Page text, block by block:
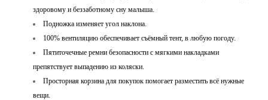
здоровому и беззаботному сну малыша.
Подножка изменяет угол наклона.
100% вентиляцию обеспечивает съёмный тент, в любую погоду.
Пятиточечные ремни безопасности с мягкими накладками
препятствует выпадению из коляски.
Просторная корзина для покупок помогает разместить всё нужные
вещи.